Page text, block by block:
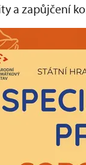
a zapůjčení